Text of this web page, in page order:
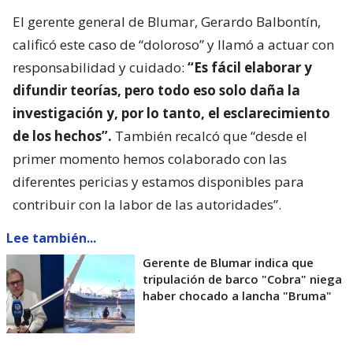
El gerente general de Blumar, Gerardo Balbontín,
calificó este caso de “doloroso” y llamó a actuar con
responsabilidad y cuidado: “Es fácil elaborar y
difundir teorías, pero todo eso solo daña la
investigación y, por lo tanto, el esclarecimiento
de los hechos”. También recalcó que “desde el
primer momento hemos colaborado con las
diferentes pericias y estamos disponibles para
contribuir con la labor de las autoridades”.
Lee también...
Gerente de Blumar indica que
tripulación de barco "Cobra" niega
haber chocado a lancha "Bruma"